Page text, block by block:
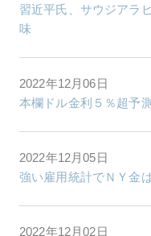
習近平氏、サウジアラ
味
2022年12月06日
本欄ドル金利５％超予
2022年12月05日
強い雇用統計でＮＹ金
2022年12月02日